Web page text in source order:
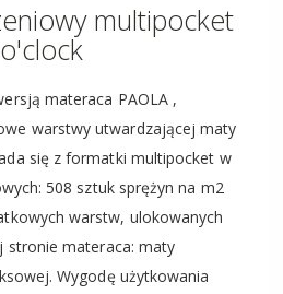
multipocket
materaca PAOLA ,
warstwy utwardzającej maty
się z formatki multipocket w
508 sztuk sprężyn na m2
warstw, ulokowanych
stronie materaca: maty
Wygodę użytkowania